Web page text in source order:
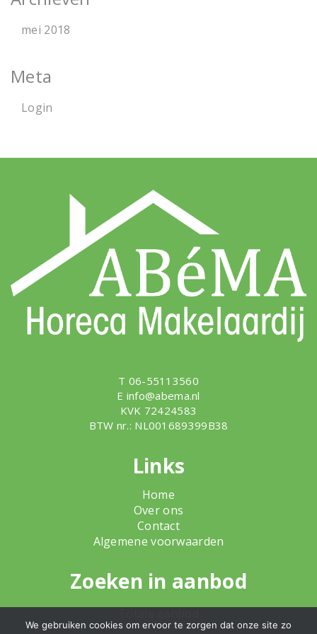
mei 2018
Meta
Login
T 06-55113560
E info@abema.nl
KVK 72424583
BTW nr.: NL001689399B38
Links
Home
Over ons
Contact
Algemene voorwaarden
Zoeken in aanbod
We gebruiken cookies om ervoor te zorgen dat onze site zo